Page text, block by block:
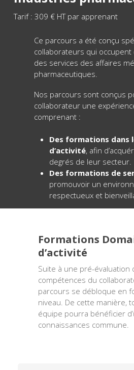
Tarif : 309 € HT par apprenant
Ce parcours a été conçu
collaborateurs qui
des services des affaires
pharmaceutiques.
Nos parcours sont conçus
collaborateur une
comprenant :
Des formations dans
d’activité, afin
degrés de leur secteur.
Des formations de
promouvoir un
respectueux et
Formations
d’activité
Suite à une pré-évaluation
compétences du
parcours se débloque en
niveau. De cette manière,
équipe pourra bénéficier
connaissances commune.